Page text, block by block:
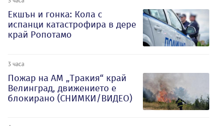
Екшън и гонка: Кола с
испанци катастрофира в дере
край Ропотамо
3 часа
Пожар на АМ „Тракия“ край
Велинград, движението е
блокирано (СНИМКИ/ВИДЕО)